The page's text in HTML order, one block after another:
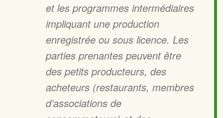
et les programmes intermédiaires
impliquant une production
enregistrée ou sous licence. Les
parties prenantes peuvent être
des petits producteurs, des
acheteurs (restaurants, membres
d’associations de